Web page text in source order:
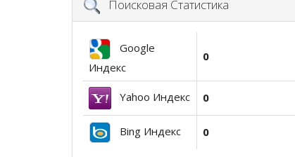
Поисковая Статистика
Google
Индекс
0
Yahoo Индекс 0
Bing Индекс 0